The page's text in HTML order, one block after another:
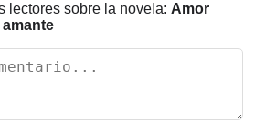
lectores sobre la novela: Amor